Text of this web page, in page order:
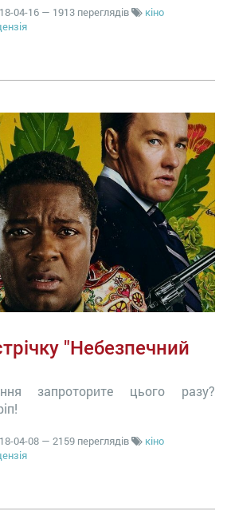
04-16 — 1913 переглядів
кіно
"Небезпечний
запроторите цього разу?
04-08 — 2159 переглядів
кіно